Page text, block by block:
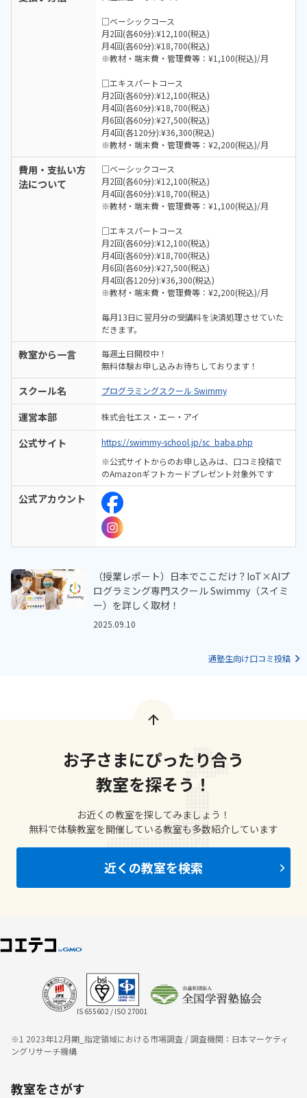
□ベーシックコース
月2回(各60分):¥12,100(税込)
月4回(各60分):¥18,700(税込)
※教材・端末費・管理費等：¥1,100(税込)/月
□エキスパートコース
月2回(各60分):¥12,100(税込)
月4回(各60分):¥18,700(税込)
月6回(各60分):¥27,500(税込)
月4回(各120分):¥36,300(税込)
※教材・端末費・管理費等：¥2,200(税込)/月
費用・支払い方
法について
□ベーシックコース
月2回(各60分):¥12,100(税込)
月4回(各60分):¥18,700(税込)
※教材・端末費・管理費等：¥1,100(税込)/月
□エキスパートコース
月2回(各60分):¥12,100(税込)
月4回(各60分):¥18,700(税込)
月6回(各60分):¥27,500(税込)
月4回(各120分):¥36,300(税込)
※教材・端末費・管理費等：¥2,200(税込)/月
毎月13日に翌月分の受講料を決済処理させていた
だきます。
教室から一言
毎週土日開校中！
無料体験お申し込みお待ちしております！
スクール名 プログラミングスクール Swimmy
運営本部 株式会社エス・エー・アイ
公式サイト
https://swimmy-school.jp/sc_baba.php
※公式サイトからのお申し込みは、口コミ投稿で
のAmazonギフトカードプレゼント対象外です
公式アカウント
（授業レポート）日本でここだけ？IoT×AIプ
ログラミング専門スクール Swimmy（スイミ
ー）を詳しく取材！
2025.09.10
通塾生向け口コミ投稿
お子さまにぴったり合う
教室を探そう！
お近くの教室を探してみましょう！
無料で体験教室を開催している教室も多数紹介しています
近くの教室を検索
IS 655602 / ISO 27001
※1 2023年12月期_指定領域における市場調査 / 調査機関：日本マーケティ
ングリサーチ機構
教室をさがす